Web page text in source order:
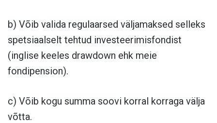
b) Võib valida regulaarsed väljamaksed selleks
spetsiaalselt tehtud investeerimisfondist
(inglise keeles drawdown ehk meie
fondipension).
c) Võib kogu summa soovi korral korraga välja
võtta.